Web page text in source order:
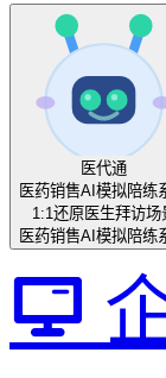
医代通
医药销售AI模拟陪练
1:1还原医生拜访场
医药销售AI模拟陪练